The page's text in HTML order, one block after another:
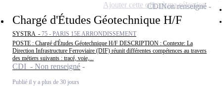
Chargé d'Études Géotechnique H/F
SYSTRA - 75 - PARIS 15E ARRONDISSEMENT
POSTE : Chargé d'Études Géotechnique H/F DESCRIPTION : Contexte: La
Direction Infrastructure Ferroviaire (DIF) réunit différentes compétences au travers
des métiers suivants : tracé, voie,...
CDI - Non renseigné
Publié il y a plus de 30 jours
CDINon renseigné
Ajouter cette offre à ma sélection